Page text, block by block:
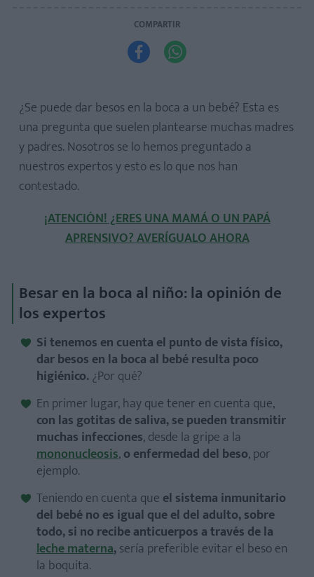
COMPARTIR
 
¿Se puede dar besos en la boca a un bebé? Esta es
una pregunta que suelen plantearse muchas madres
y padres. Nosotros se lo hemos preguntado a
nuestros expertos y esto es lo que nos han
contestado.
¡ATENCIÓN! ¿ERES UNA MAMÁ O UN PAPÁ
APRENSIVO? AVERÍGUALO AHORA
Besar en la boca al niño: la opinión de
los expertos
Si tenemos en cuenta el punto de vista físico,
dar besos en la boca al bebé resulta poco
higiénico.¿Por qué?
En primer lugar, hay que tener en cuenta que,
con las gotitas de saliva, se pueden transmitir
muchas infecciones, desde la gripe a la
mononucleosis,o enfermedad del beso, por
ejemplo.
Teniendo en cuenta que el sistema inmunitario
del bebé no es igual que el del adulto, sobre
todo, si no recibe anticuerpos a través de la
leche materna,sería preferible evitar el beso en
la boquita.